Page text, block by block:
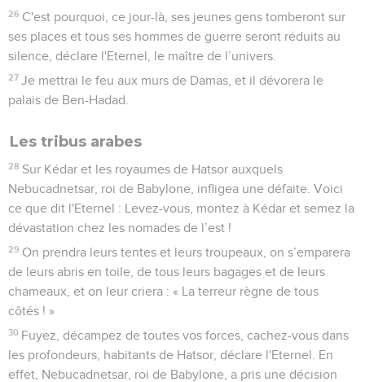
26 C'est pourquoi, ce jour-là, ses jeunes gens tomberont sur
ses places et tous ses hommes de guerre seront réduits au
silence, déclare l'Eternel, le maître de l’univers.
27 Je mettrai le feu aux murs de Damas, et il dévorera le
palais de Ben-Hadad.
Les tribus arabes
28 Sur Kédar et les royaumes de Hatsor auxquels
Nebucadnetsar, roi de Babylone, infligea une défaite. Voici
ce que dit l'Eternel : Levez-vous, montez à Kédar et semez la
dévastation chez les nomades de l’est !
29 On prendra leurs tentes et leurs troupeaux, on s’emparera
de leurs abris en toile, de tous leurs bagages et de leurs
chameaux, et on leur criera : « La terreur règne de tous
côtés ! »
30 Fuyez, décampez de toutes vos forces, cachez-vous dans
les profondeurs, habitants de Hatsor, déclare l'Eternel. En
effet, Nebucadnetsar, roi de Babylone, a pris une décision